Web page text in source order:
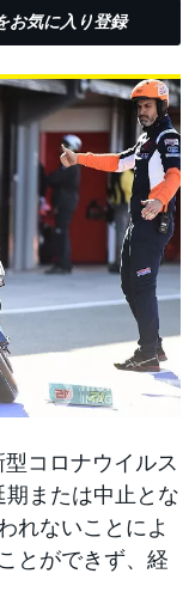
をお気に入り登録
コロナウイルス
または中止とな
れないことによ
とができず、経